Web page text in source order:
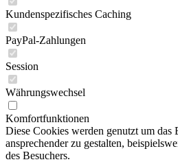
Kundenspezifisches Caching
PayPal-Zahlungen
Session
Währungswechsel
Komfortfunktionen
Diese Cookies werden genutzt um das
ansprechender zu gestalten,
des Besuchers.